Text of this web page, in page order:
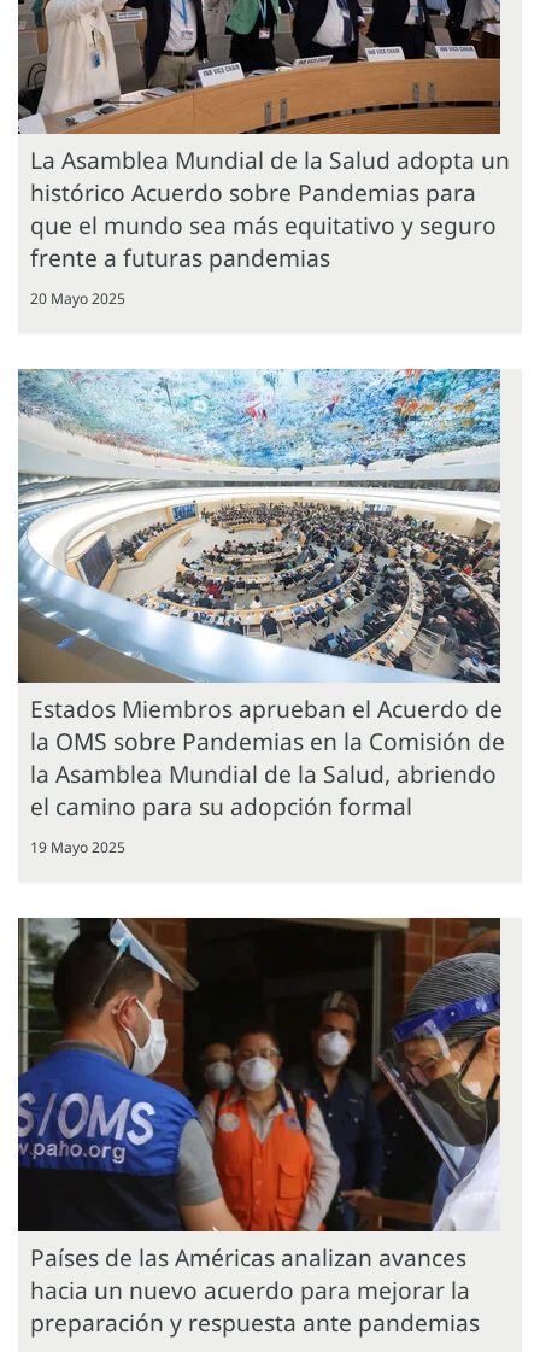
La Asamblea Mundial de la Salud adopta un
histórico Acuerdo sobre Pandemias para
que el mundo sea más equitativo y seguro
frente a futuras pandemias
20 Mayo 2025
Estados Miembros aprueban el Acuerdo de
la OMS sobre Pandemias en la Comisión de
la Asamblea Mundial de la Salud, abriendo
el camino para su adopción formal
19 Mayo 2025
Países de las Américas analizan avances
hacia un nuevo acuerdo para mejorar la
preparación y respuesta ante pandemias